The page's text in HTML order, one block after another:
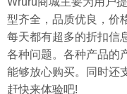
型齐全，品质优良，价
每天都有超多的折扣信
各种问题。各种产品的
能够放心购买。同时还
赶快来体验吧!